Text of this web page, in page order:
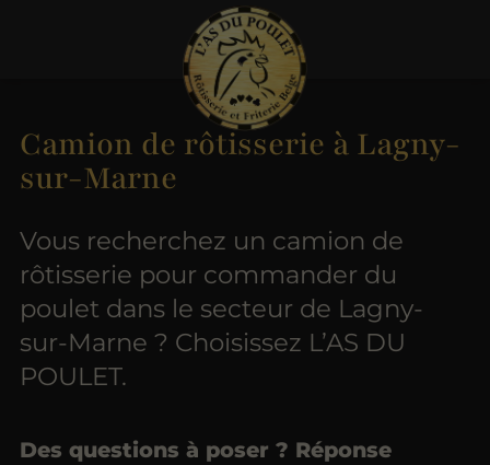
Camion de rôtisserie à Lagny-
sur-Marne
Vous recherchez un camion de
rôtisserie pour commander du
poulet dans le secteur de Lagny-
sur-Marne ? Choisissez L’AS DU
POULET.
Des questions à poser ? Réponse